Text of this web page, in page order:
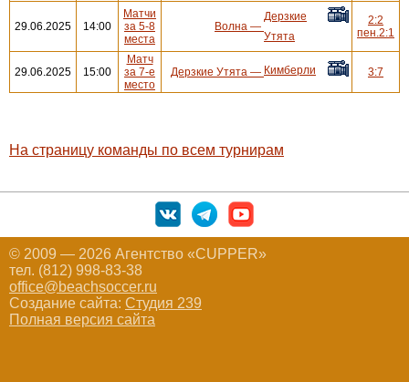
29.06.2025 14:00
Матчи
за 5-8
места
Волна —
Дерзкие
Утята
2:2
пен.2:1
29.06.2025 15:00
Матч
за 7-е
место
Дерзкие Утята — Кимберли 3:7
На страницу команды по всем турнирам
© 2009 — 2026 Агентство «CUPPER»
тел. (812) 998-83-38
office@beachsoccer.ru
Создание сайта: Студия 239
Полная версия сайта